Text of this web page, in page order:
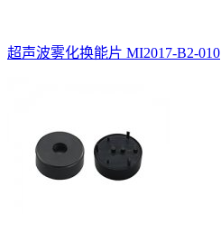
超声波雾化换能片 MI2017-B2-010